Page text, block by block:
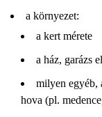
a környezet:
a kert mérete
a ház, garázs
milyen egyéb,
hova (pl.